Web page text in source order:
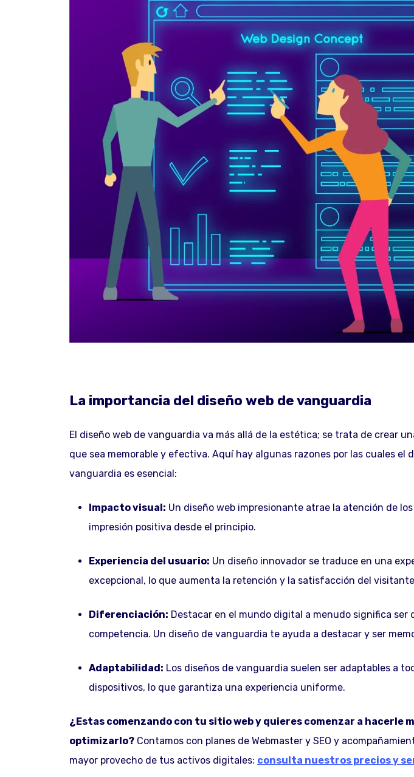
La importancia del diseño web de vanguardia
El diseño web de vanguardia va más allá de la estética; se trata de crear
que sea memorable y efectiva. Aquí hay algunas razones por las cuales el
vanguardia es esencial:
Impacto visual: Un diseño web impresionante atrae la atención de
impresión positiva desde el principio.
Experiencia del usuario: Un diseño innovador se traduce en una
excepcional, lo que aumenta la retención y la satisfacción del
Diferenciación: Destacar en el mundo digital a menudo significa ser
competencia. Un diseño de vanguardia te ayuda a destacar y ser
Adaptabilidad: Los diseños de vanguardia suelen ser adaptables a
dispositivos, lo que garantiza una experiencia uniforme.
¿Estas comenzando con tu sitio web y quieres comenzar a hacerle
optimizarlo? Contamos con planes de Webmaster y SEO y
mayor provecho de tus activos digitales: consulta nuestros precios y